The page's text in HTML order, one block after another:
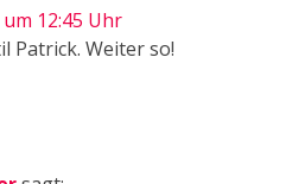
12:45 Uhr
Patrick. Weiter so!